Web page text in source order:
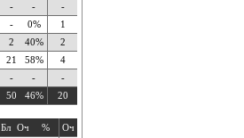
- - -
- 0% 1
2 40% 2
21 58% 4
- - -
50 46% 20
Бл Оч % Оч